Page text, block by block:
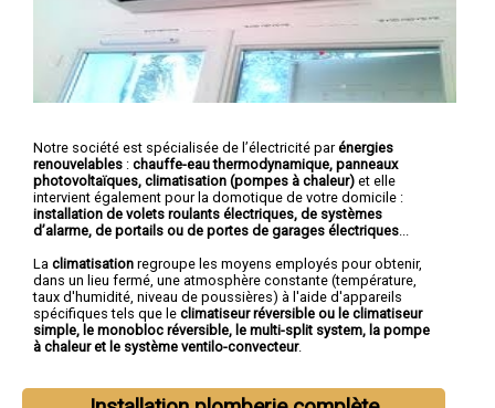
Notre société est spécialisée de l’électricité parénergies
renouvelables : chauffe-eau thermodynamique, panneaux
photovoltaïques, climatisation (pompes à chaleur) et elle
intervient également pour la domotique de votre domicile :
installation de volets roulants électriques, de systèmes
d’alarme, de portails ou de portes de garages électriques...
La climatisation regroupe les moyens employés pour obtenir,
dans un lieu fermé, une atmosphère constante (température,
taux d'humidité, niveau de poussières) à l'aide d'appareils
spécifiques tels que le climatiseur réversible ou le climatiseur
simple, le monobloc réversible, le multi-split system, la pompe
à chaleur et le système ventilo-convecteur.